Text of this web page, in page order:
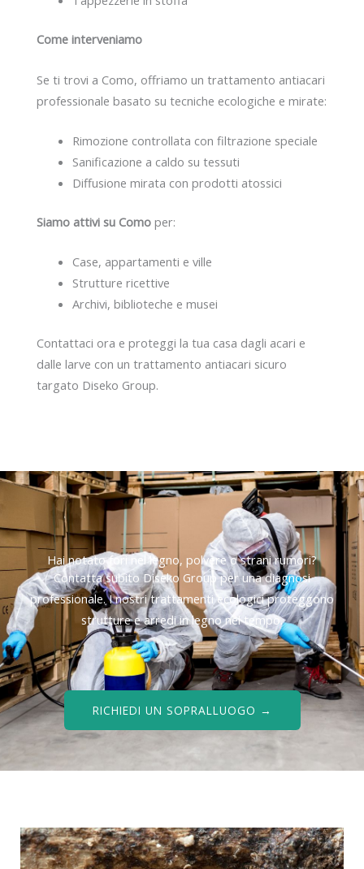
Come interveniamo
Se ti trovi a Como, offriamo un trattamento antiacari
professionale basato su tecniche ecologiche e mirate:
Rimozione controllata con filtrazione speciale
Sanificazione a caldo su tessuti
Diffusione mirata con prodotti atossici
Siamo attivi su Como per:
Case, appartamenti e ville
Strutture ricettive
Archivi, biblioteche e musei
Contattaci ora e proteggi la tua casa dagli acari e
dalle larve con un trattamento antiacari sicuro
targato Diseko Group.
Hai notato fori nel legno, polvere o strani rumori?
Contatta subito Diseko Group per una diagnosi
professionale. I nostri trattamenti ecologici proteggono
strutture e arredi in legno nel tempo.
RICHIEDI UN SOPRALLUOGO →